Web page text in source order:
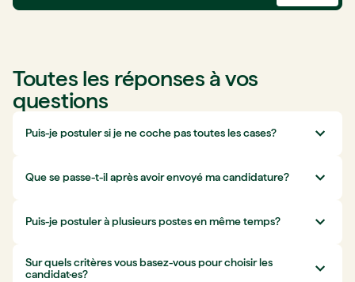
Toutes les réponses à vos
questions
Puis-je postuler si je ne coche pas toutes les cases?
Que se passe-t-il après avoir envoyé ma candidature?
Puis-je postuler à plusieurs postes en même temps?
Sur quels critères vous basez-vous pour choisir les
candidat·es?